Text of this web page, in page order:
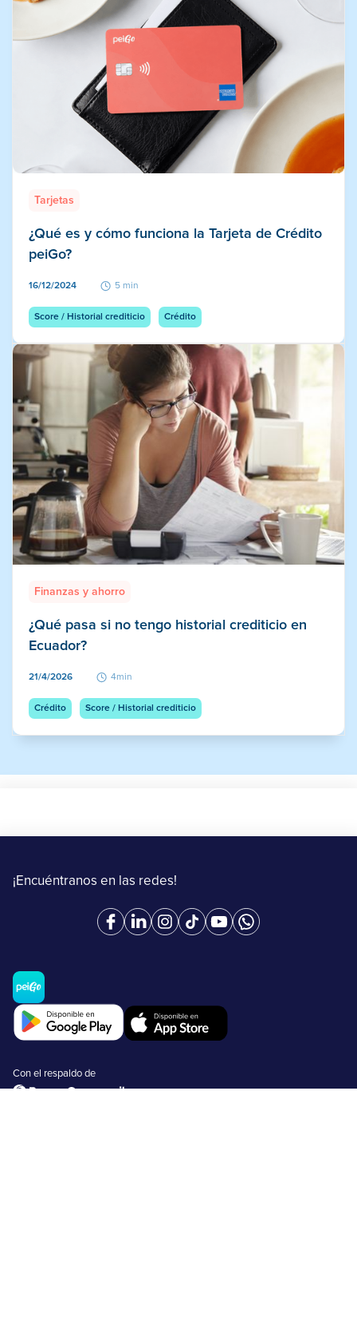
Tarjetas
¿Qué es y cómo funciona la Tarjeta de Crédito
peiGo?
16/12/2024 5 min
Score / Historial crediticio Crédito
Finanzas y ahorro
¿Qué pasa si no tengo historial crediticio en
Ecuador?
21/4/2026 4min
Crédito Score / Historial crediticio
¡Encuéntranos en las redes!
Con el respaldo de